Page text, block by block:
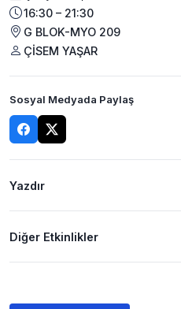
16:30 – 21:30
G BLOK-MYO 209
ÇİSEM YAŞAR
Sosyal Medyada Paylaş
Yazdır
Diğer Etkinlikler